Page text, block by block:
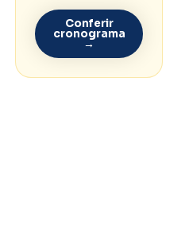
Conferir
cronograma
→